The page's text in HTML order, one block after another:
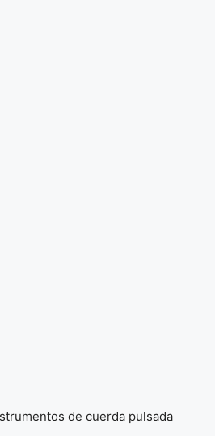
de cuerda pulsada